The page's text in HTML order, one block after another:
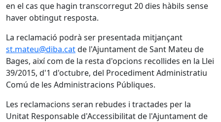
en el cas que hagin transcorregut 20 dies hàbils sense
haver obtingut resposta.
La reclamació podrà ser presentada mitjançant
st.mateu@diba.catde l'Ajuntament de Sant Mateu de
Bages, així com de la resta d'opcions recollides en la Llei
39/2015, d'1 d'octubre, del Procediment Administratiu
Comú de les Administracions Públiques.
Les reclamacions seran rebudes i tractades per la
Unitat Responsable d'Accessibilitat de l'Ajuntament de